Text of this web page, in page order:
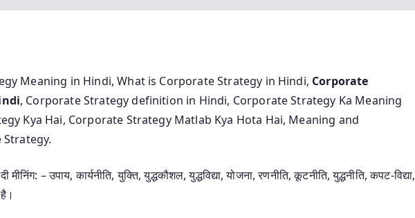
Meaning in Hindi, What is Corporate Strategy in Hindi, Corporate
, Corporate Strategy definition in Hindi, Corporate Strategy Ka Meaning
Kya Hai, Corporate Strategy Matlab Kya Hota Hai, Meaning and
– उपाय, कार्यनीति, युक्ति, युद्धकौशल, युद्धविद्या, योजना, रणनीति, कूटनीति, युद्धनीति, कपट-विद्या,